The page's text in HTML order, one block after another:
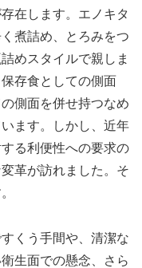
存在します。エノキタ
煮詰め、とろみをつ
めスタイルで親しま
存食としての側面
側面を併せ持つなめ
ます。しかし、近年
る利便性への要求の
革が訪れました。そ
くう手間や、清潔な
生面での懸念、さら